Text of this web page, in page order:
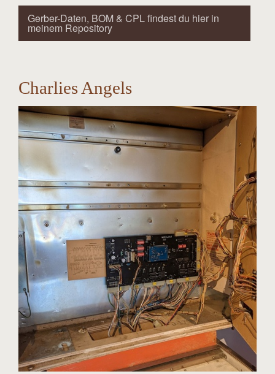
Gerber-Daten, BOM & CPL findest du hier in
meinem Repository
Charlies Angels